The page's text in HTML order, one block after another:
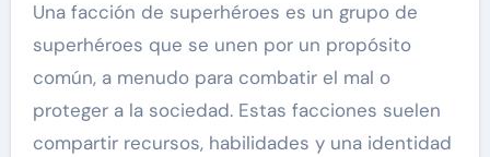
Una facción de superhéroes es un grupo de
superhéroes que se unen por un propósito
común, a menudo para combatir el mal o
proteger a la sociedad. Estas facciones suelen
compartir recursos, habilidades y una identidad